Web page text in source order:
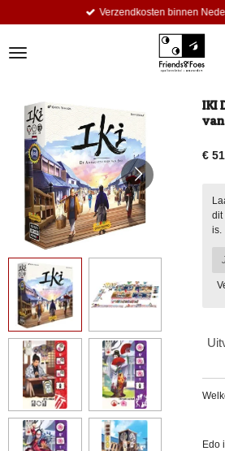
de
Verzendkosten binnen
IKI
€
dit
is.
Edo